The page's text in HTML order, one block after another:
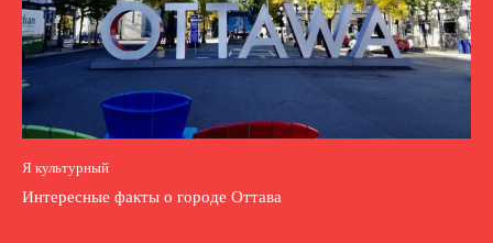
Я культурный
Интересные факты о городе Оттава